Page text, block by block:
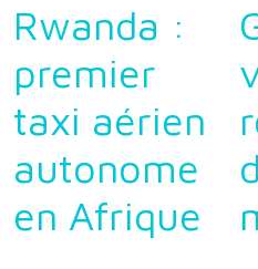
Rwanda :
premier
taxi aérien
autonome
en Afrique